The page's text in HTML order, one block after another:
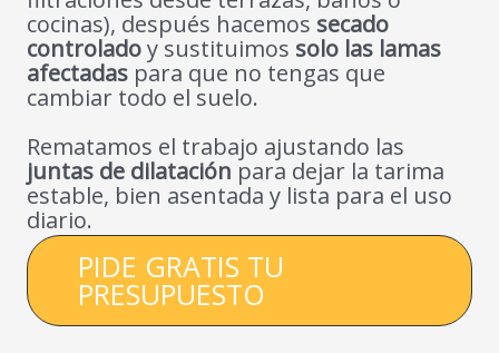
cocinas), después hacemos secado
controladoy sustituimos solo las lamas
afectadas para que no tengas que
cambiar todo el suelo.
Rematamos el trabajo ajustando las
juntas de dilatación para dejar la tarima
estable, bien asentada y lista para el uso
diario.
PIDE GRATIS TU
PRESUPUESTO